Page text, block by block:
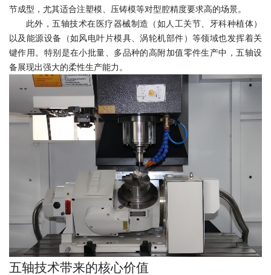
节成型，尤其适合注塑模、压铸模等对型腔精度要求高的场景。
此外，五轴技术在医疗器械制造（如人工关节、牙科种植体）
以及能源设备（如风电叶片模具、涡轮机部件）等领域也发挥着关
键作用。特别是在小批量、多品种的高附加值零件生产中，五轴设
备展现出强大的柔性生产能力。
五轴技术带来的核心价值